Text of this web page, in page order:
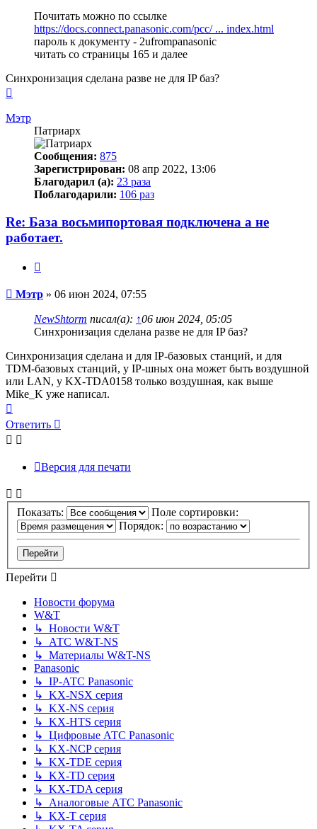
Почитать можно по ссылке
https://docs.connect.panasonic.com/pcc/ ... index.html
пароль к документу - 2ufrompanasonic
читать со страницы 165 и далее
Синхронизация сделана разве не для IP баз?
началу
Мэтр
Патриарх
Сообщения: 875
Зарегистрирован: 08 апр 2022, 13:06
Благодарил (а): 23 раза
Поблагодарили: 106 раз
Re: База восьмипортовая подключена а не
работает.
Сообщение
Мэтр » 06 июн 2024, 07:55
NewShtorm писал(а): ↑06 июн 2024, 05:05
Синхронизация сделана разве не для IP баз?
Синхронизация сделана и для IP-базовых станций, и для
TDM-базовых станций, у IP-шных она может быть воздушной
или LAN, у KX-TDA0158 только воздушная, как выше
Mike_K уже написал.
к
началу
Ответить
Версия для печати
Показать:
Поле сортировки:
Порядок:
Перейти
Новости форума
W&T
↳ Новости W&T
↳ АТС W&T-NS
↳ Материалы W&T-NS
Panasonic
↳ IP-АТС Panasonic
↳ KX-NSX серия
↳ KX-NS серия
↳ KX-HTS серия
↳ Цифровые АТС Panasonic
↳ KX-NCP серия
↳ KX-TDE серия
↳ KX-TD серия
↳ KX-TDA серия
↳ Аналоговые АТС Panasonic
↳ KX-T серия